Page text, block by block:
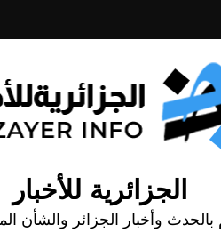
الجزائرية للأخبار
وأخبار الجزائر والشأن